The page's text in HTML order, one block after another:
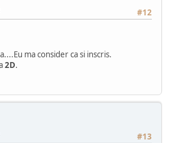
#12
ma consider ca si inscris.
2D.
#13